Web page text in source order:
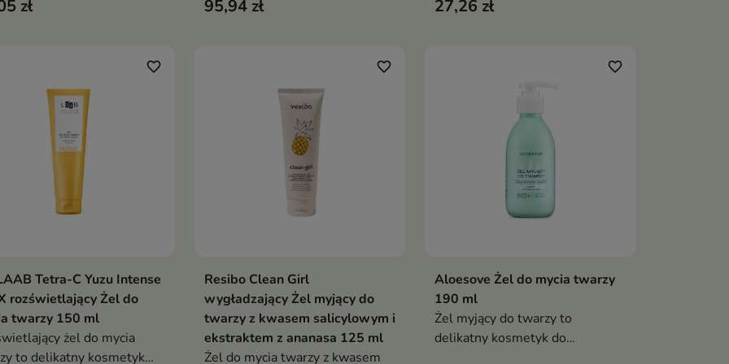
oraz blask
zł
zanieczyszczenia, wygładza
95,94 zł
zanieczyszczenia, jednocześnie
27,26 zł
Dodaj do koszyka
favorite_border
Tetra-C Yuzu Intense
rozświetlający Żel do
twarzy 150 ml
żel do mycia
to delikatny kosmetyk
Dodaj do koszyka
favorite_border
Resibo Clean Girl
wygładzający Żel myjący do
twarzy z kwasem salicylowym i
ekstraktem z ananasa 125 ml
Żel do mycia twarzy z kwasem
Dodaj do koszyka
favorite_border
Aloesove Żel do mycia twarzy
190 ml
Żel myjący do twarzy to
delikatny kosmetyk do